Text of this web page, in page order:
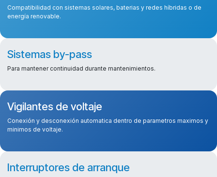
Sistemas by-pass
Para mantener continuidad durante mantenimientos.
Compatibilidad con sistemas solares, baterias y redes híbridas o de
energía renovable.
Vigilantes de voltaje
Conexión y desconexión automatica dentro de parametros maximos y
minimos de voltaje.
Interruptores de arranque